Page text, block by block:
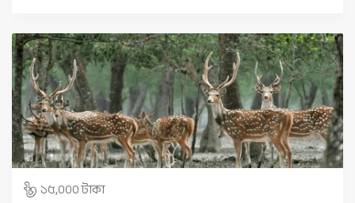
১৫,০০০ টাকা